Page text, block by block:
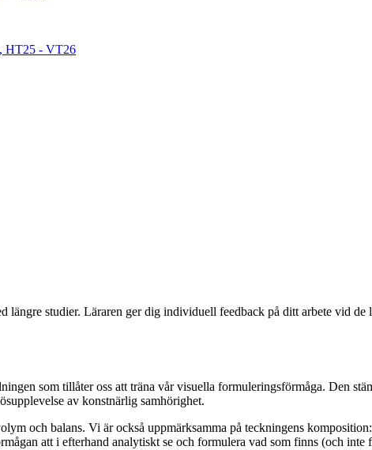
HT25 - VT26
studier. Läraren ger dig individuell feedback på ditt arbete vid
som tillåter oss att träna vår visuella formuleringsförmåga. Den
av konstnärlig samhörighet.
och balans. Vi är också uppmärksamma på teckningens
att i efterhand analytiskt se och formulera vad som finns (och inte